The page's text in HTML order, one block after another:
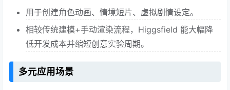
用于创建角色动画、情境短片、虚拟剧情设定。
相较传统建模+手动渲染流程，Higgsfield 能大幅降
低开发成本并缩短创意实验周期。
多元应用场景